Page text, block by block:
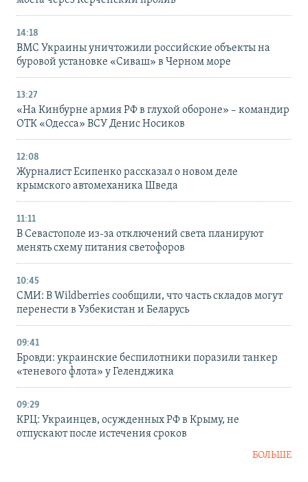
14:18
ВМС Украины уничтожили российские объекты на
буровой установке «Сиваш» в Черном море
13:27
«На Кинбурне армия РФ в глухой обороне» – командир
ОТК «Одесса» ВСУ Денис Носиков
12:08
Журналист Есипенко рассказал о новом деле
крымского автомеханика Шведа
11:11
В Севастополе из-за отключений света планируют
менять схему питания светофоров
10:45
СМИ: В Wildberries сообщили, что часть складов могут
перенести в Узбекистан и Беларусь
09:41
Бровди: украинские беспилотники поразили танкер
«теневого флота» у Геленджика
09:29
КРЦ: Украинцев, осужденных РФ в Крыму, не
отпускают после истечения сроков
БОЛЬШЕ